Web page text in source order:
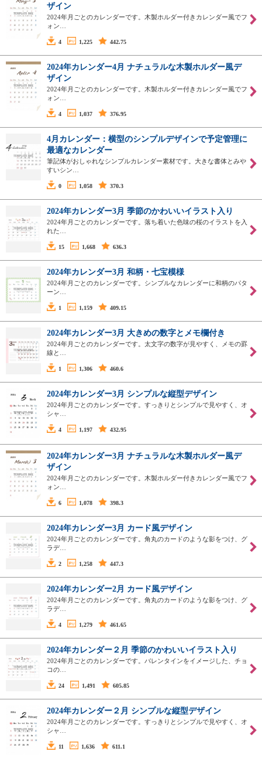
ザイン
2024年月ごとのカレンダーです。木製ホルダー付きカレンダー風でフ
ォン…
4 1,225 442.75
2024年カレンダー4月 ナチュラルな木製ホルダー風デ
ザイン
2024年月ごとのカレンダーです。木製ホルダー付きカレンダー風でフ
ォン…
4 1,037 376.95
4月カレンダー：横型のシンプルデザインで予定管理に
最適なカレンダー
筆記体がおしゃれなシンプルカレンダー素材です。大きな書体とみや
すいシン…
0 1,058 370.3
2024年カレンダー3月 季節のかわいいイラスト入り
2024年月ごとのカレンダーです。落ち着いた色味の桜のイラストを入
れた…
15 1,668 636.3
2024年カレンダー3月 和柄・七宝模様
2024年月ごとのカレンダーです。シンプルなカレンダーに和柄のパタ
ーン…
1 1,159 409.15
2024年カレンダー3月 大きめの数字とメモ欄付き
2024年月ごとのカレンダーです。太文字の数字が見やすく、メモの罫
線と…
1 1,306 460.6
2024年カレンダー3月 シンプルな縦型デザイン
2024年月ごとのカレンダーです。すっきりとシンプルで見やすく、オ
シャ…
4 1,197 432.95
2024年カレンダー3月 ナチュラルな木製ホルダー風デ
ザイン
2024年月ごとのカレンダーです。木製ホルダー付きカレンダー風でフ
ォン…
6 1,078 398.3
2024年カレンダー3月 カード風デザイン
2024年月ごとのカレンダーです。角丸のカードのような影をつけ、グ
ラデ…
2 1,258 447.3
2024年カレンダー2月 カード風デザイン
2024年月ごとのカレンダーです。角丸のカードのような影をつけ、グ
ラデ…
4 1,279 461.65
2024年カレンダー２月 季節のかわいいイラスト入り
2024年月ごとのカレンダーです。バレンタインをイメージした、チョ
コの…
24 1,491 605.85
2024年カレンダー２月 シンプルな縦型デザイン
2024年月ごとのカレンダーです。すっきりとシンプルで見やすく、オ
シャ…
11 1,636 611.1